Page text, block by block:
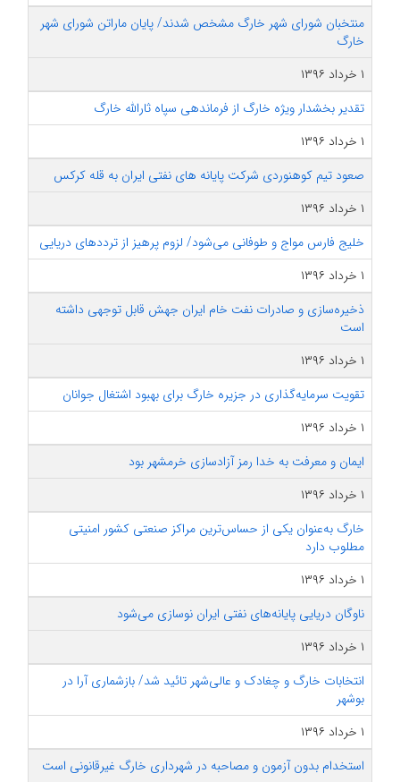
منتخبان شورای شهر خارگ مشخص شدند/ پایان ماراتن شورای شهر
خارگ
۱ خرداد ۱۳۹۶
تقدیر بخشدار ویژه خارگ از فرماندهی سپاه ثارالله خارگ
۱ خرداد ۱۳۹۶
صعود تیم کوهنوردی شرکت پایانه های نفتی ایران به قله کرکس
۱ خرداد ۱۳۹۶
خلیج فارس مواج و طوفانی می‌شود/ لزوم پرهیز از ترددهای دریایی
۱ خرداد ۱۳۹۶
ذخیره‌سازی و صادرات نفت خام ایران جهش قابل توجهی داشته
است
۱ خرداد ۱۳۹۶
تقویت سرمایه‌گذاری در جزیره خارگ برای بهبود اشتغال جوانان
۱ خرداد ۱۳۹۶
ایمان و معرفت به خدا رمز آزادسازی خرمشهر بود
۱ خرداد ۱۳۹۶
خارگ به‌عنوان یکی از حساس‌ترین مراکز صنعتی کشور امنیتی
مطلوب دارد
۱ خرداد ۱۳۹۶
ناوگان دریایی پایانه‌های نفتی ایران نوسازی می‌شود
۱ خرداد ۱۳۹۶
انتخابات خارگ و چغادک و عالی‌شهر تائید شد/ بازشماری آرا در
بوشهر
۱ خرداد ۱۳۹۶
استخدام بدون آزمون و مصاحبه در شهرداری خارگ غیرقانونی است